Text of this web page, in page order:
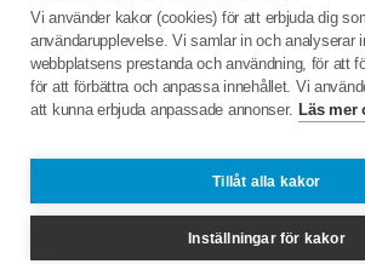
Vi använder kakor (cookies) för att erbjuda dig
användarupplevelse. Vi samlar in och analyserar
webbplatsens prestanda och användning, för att
för att förbättra och anpassa innehållet. Vi
att kunna erbjuda anpassade annonser. Läs mer
Tillåt alla kakor
Inställningar för kakor
Bildgalleri
C/o:Leif Holm
borenborensberg@spfseniorerna.se